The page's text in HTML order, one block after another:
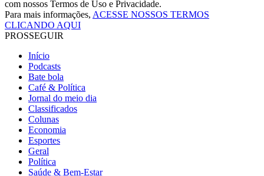
com nossos Termos de Uso e Privacidade.
Para mais informações, ACESSE NOSSOS TERMOS
CLICANDO AQUI
PROSSEGUIR
Início
Podcasts
Bate bola
Café & Política
Jornal do meio dia
Classificados
Colunas
Economia
Esportes
Geral
Política
Saúde & Bem-Estar